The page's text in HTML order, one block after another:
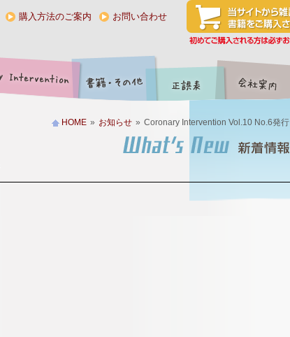
購入方法のご案内 お問い合わせ
HOME » お知らせ » Coronary Intervention Vol.10 No.6発行